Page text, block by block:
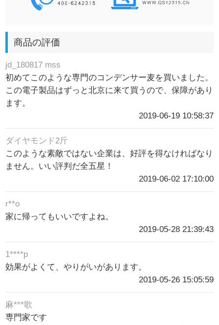
商品の評価
jd_180817 mss
初めてこのような専門のコンデンサー麦を買いました。
この電子製品はずっと北京に来て買うので、保障があり
ます。
2019-06-19 10:58:37
ダイヤモンド2斤
このような素敵ではない企業は、好評を得なければなり
ません。いい評判だ全五星！
2019-06-02 17:10:00
r**o
家に帰ってもいいですよね。
2019-05-28 21:39:43
1****p
効果がよくて、やりがいがあります。
2019-05-26 15:05:59
麻***歌
専門家です